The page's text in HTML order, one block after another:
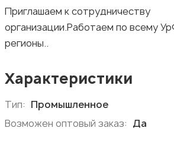
Приглашаем к сотрудничеству
организации.Работаем по всему
регионы..
Характеристики
Тип: Промышленное
Возможен оптовый заказ: Да